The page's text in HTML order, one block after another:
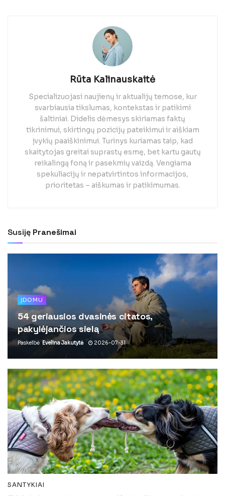
Rūta Kalinauskaitė
Specializuojasi naujienų ir aktualijų temose, kur
svarbiausia tikslumas, kontekstas ir patikimi
šaltiniai. Didelis dėmesys skiriamas faktų
tikrinimui, skirtingų pozicijų pateikimui ir aiškiam
įvykių paaiškinimui. Turinys kuriamas taip, kad
skaitytojas greitai suprastų esmę, bet kartu gautų
reikalingą foną ir pasekmių vaizdą. Vengiama
spekuliacijų ir nepatvirtintos informacijos,
prioritetas – aiškumas ir patikimumas.
Susiję Pranešimai
ĮDOMU
54 geriausios dvasinės citatos,
pakylėjančios sielą
Paskelbė Evelina Jakutytė 2026-07-31
SANTYKIAI